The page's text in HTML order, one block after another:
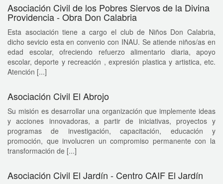
Asociación Civil de los Pobres Siervos de la Divina
Providencia - Obra Don Calabria
Esta asociación tiene a cargo el club de Niños Don Calabria,
dicho sevicio esta en convenio con INAU. Se atiende niños/as en
edad escolar, ofreciendo refuerzo alimentario diaria, apoyo
escolar, deporte y recreación , expresión plastica y artistica, etc.
Atención [...]
Asociación Civil El Abrojo
Su misión es desarrollar una organización que implemente ideas
y acciones innovadoras, a partir de iniciativas, proyectos y
programas de investigación, capacitación, educación y
promoción, que involucren un compromiso permanente con la
transformación de [...]
Asociación Civil El Jardín - Centro CAIF El Jardín